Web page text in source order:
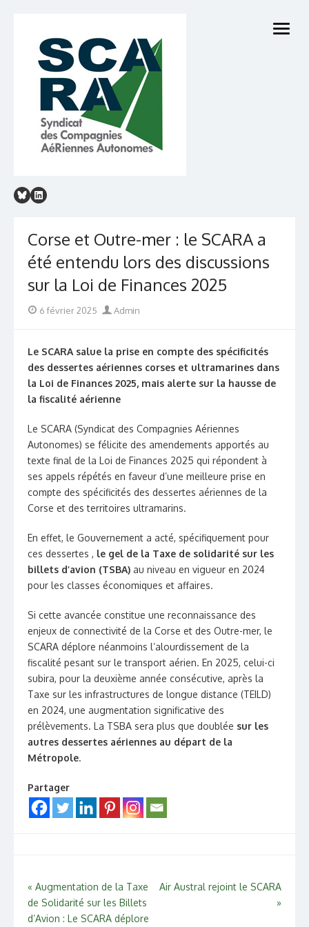
content
open
Corse et Outre-mer : le SCARA a
été entendu lors des discussions
sur la Loi de Finances 2025
Posted
6 février 2025 Author
Admin
Le SCARA salue la prise en compte des spécificités
des dessertes aériennes corses et ultramarines dans
la Loi de Finances 2025, mais alerte sur la hausse de
la fiscalité aérienne
Le SCARA (Syndicat des Compagnies Aériennes
Autonomes) se félicite des amendements apportés au
texte final de la Loi de Finances 2025 qui répondent à
ses appels répétés en faveur d’une meilleure prise en
compte des spécificités des dessertes aériennes de la
Corse et des territoires ultramarins.
En effet, le Gouvernement a acté, spécifiquement pour
ces dessertes , le gel de la Taxe de solidarité sur les
billets d’avion (TSBA) au niveau en vigueur en 2024
pour les classes économiques et affaires.
Si cette avancée constitue une reconnaissance des
enjeux de connectivité de la Corse et des Outre-mer, le
SCARA déplore néanmoins l’alourdissement de la
fiscalité pesant sur le transport aérien. En 2025, celui-ci
subira, pour la deuxième année consécutive, après la
Taxe sur les infrastructures de longue distance (TEILD)
en 2024, une augmentation significative des
prélèvements. La TSBA sera plus que doublée sur les
autres dessertes aériennes au départ de la
Métropole.
Partager
Navigation
de
« Augmentation de la Taxe
de Solidarité sur les Billets
d’Avion : Le SCARA déplore
Air Austral rejoint le SCARA
»